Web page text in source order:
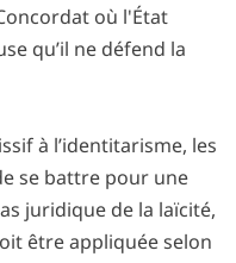
où l'État
qu’il ne défend la
à l’identitarisme, les
se battre pour une
juridique de la laïcité,
être appliquée selon